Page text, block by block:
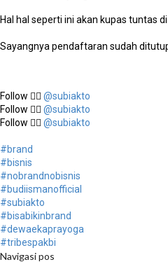
Hal hal seperti ini akan kupas tuntas
Sayangnya pendaftaran sudah
Follow 👉🏿 @subiakto
Follow 👉🏿 @subiakto
Follow 👉🏿 @subiakto
#brand
#bisnis
#nobrandnobisnis
#budiismanofficial
#subiakto
#bisabikinbrand
#dewaekaprayoga
#tribespakbi
Navigasi pos